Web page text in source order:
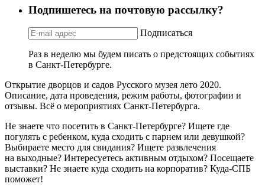
Подпишетесь на почтовую рассылку?
Подписаться
Раз в неделю мы будем писать о предстоящих событиях
в Санкт-Петербурге.
Открытие дворцов и садов Русского музея лето 2020.
Описание, дата проведения, режим работы, фотографии и
отзывы. Всё о мероприятиях Санкт-Петербурга.
Не знаете что посетить в Санкт-Петербурге? Ищете где
погулять с ребенком, куда сходить с парнем или девушкой?
Выбираете место для свидания? Ищете развлечения
на выходные? Интересуетесь активным отдыхом? Посещаете
выставки? Не знаете куда сходить на корпоратив? Куда-СПБ
поможет!